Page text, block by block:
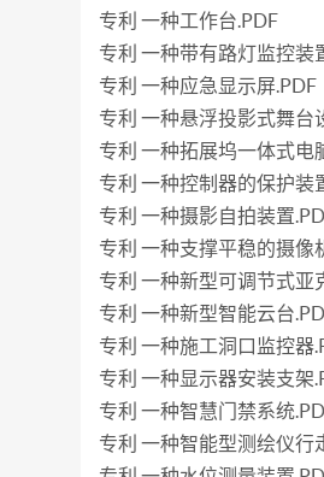
专利 一种工作台.PDF
专利 一种带有路灯监控装
专利 一种应急显示屏.PDF
专利 一种悬浮投影式舞台
专利 一种拓展坞一体式电
专利 一种控制器的保护装
专利 一种摄影自拍装置
专利 一种支撑平稳的摄像
专利 一种新型可调节式亚
专利 一种新型智能云台
专利 一种施工洞口监控器
专利 一种显示器安装支架
专利 一种智慧门禁系统
专利 一种智能型测绘仪行